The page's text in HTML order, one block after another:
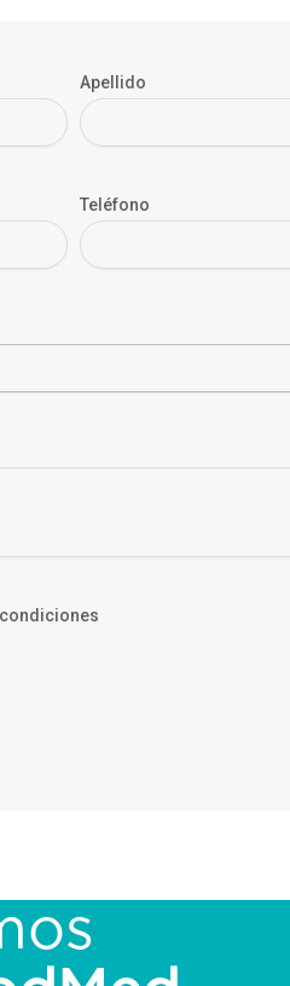
Apellido
Teléfono